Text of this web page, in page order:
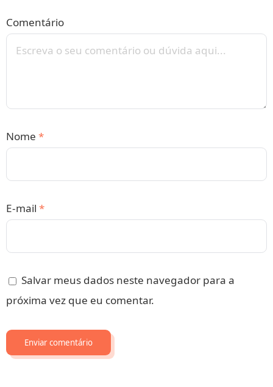
Comentário
Nome *
E-mail *
Salvar meus dados neste navegador para a
próxima vez que eu comentar.